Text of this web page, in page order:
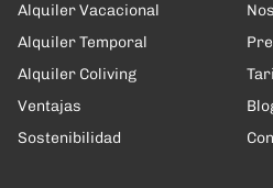
Alquiler Vacacional
Alquiler Temporal
Alquiler Coliving
Ventajas
Sostenibilidad